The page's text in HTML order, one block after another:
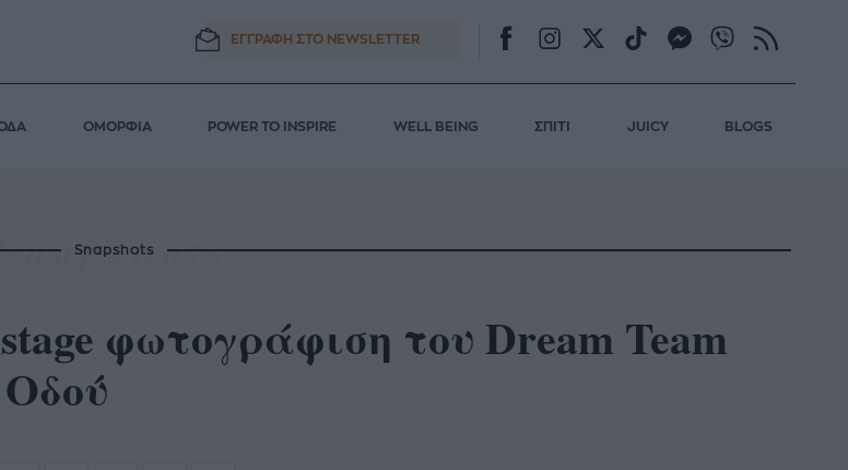
ΕΓΓΡΑΦΗ ΣΤΟ NEWSLETTER
ΟΜΟΡΦΙΑ POWER TO INSPIRE WELL BEING ΣΠΙΤΙ JUICY BLOGS
Snapshots
φωτογράφιση του Dream Team